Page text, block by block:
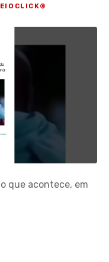
que acontece, em